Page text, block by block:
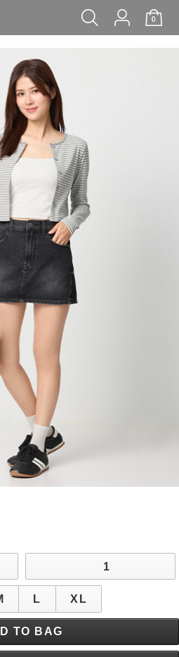
0
KIDS BABY
1
L XL
TO BAG